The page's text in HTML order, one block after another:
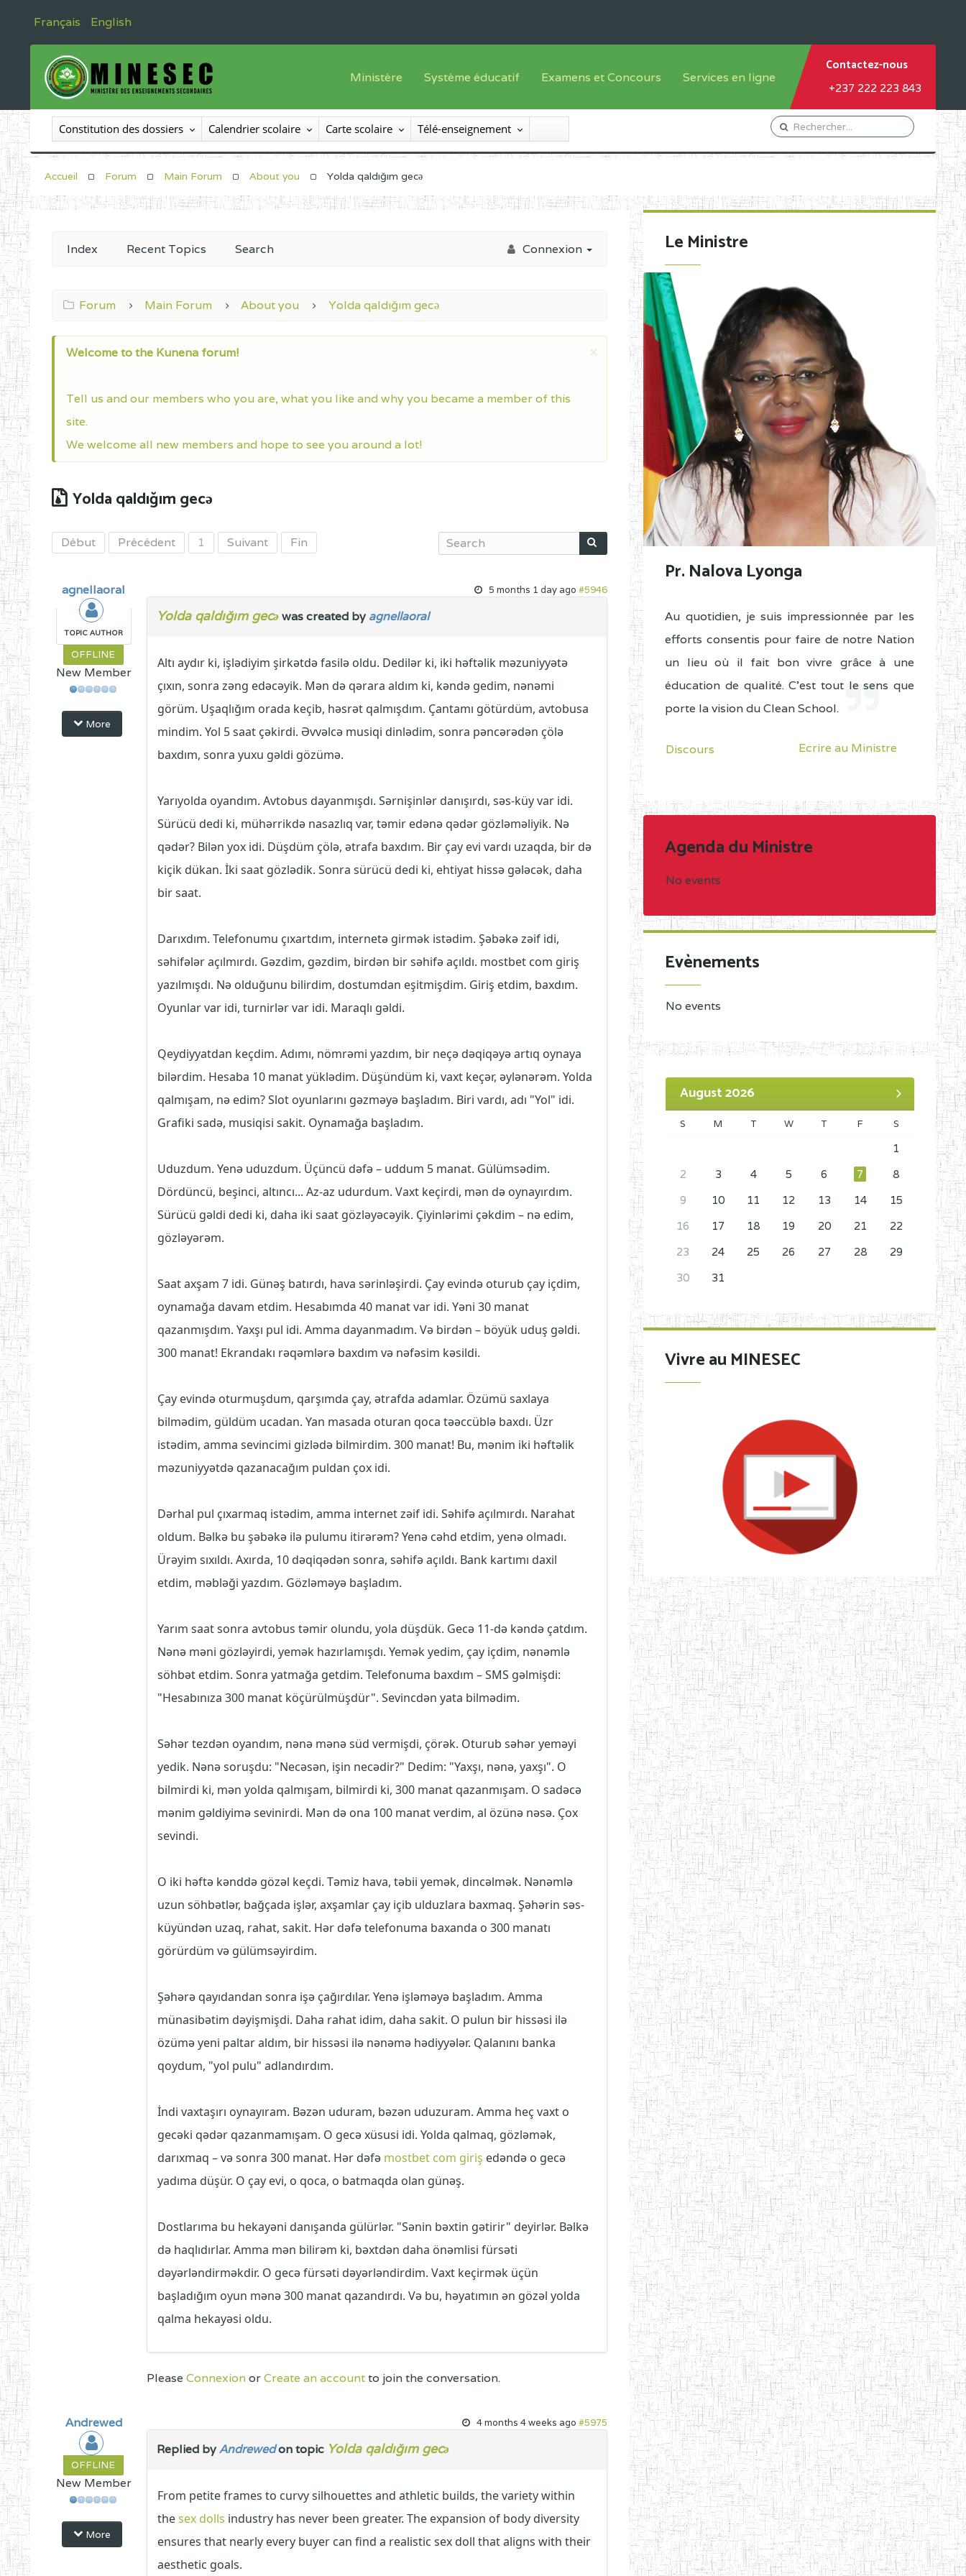
Français English
Ministère
Le Ministre
Le SEESEN
Inspection Générale des Enseignements
Système éducatif
Offre de formation
Sous système francophone
Progammes d'études
Examens et Concours
Inscriptions
Liste des candidats
Diplômes disponibles
Services en ligne
Orientation Conseil
Gestion du Personnel
Demande de subvention
Contactez-nous
+237 222 223 843
Constitution des dossiers Calendrier scolaire Carte scolaire Télé-enseignement
Accueil Forum Main Forum About you Yolda qaldığım gecə
Index Recent Topics Search Connexion
Forum Main Forum About you Yolda qaldığım gecə
×
Welcome to the Kunena forum!
Tell us and our members who you are, what you like and why you became a member of this
site.
We welcome all new members and hope to see you around a lot!
Yolda qaldığım gecə
Début Précédent 1 Suivant Fin
agnellaoral
TOPIC AUTHOR
OFFLINE
New Member
More
5 months 1 day ago #5946
Yolda qaldığım gecəwas created by agnellaoral
Altı aydır ki, işlədiyim şirkətdə fasilə oldu. Dedilər ki, iki həftəlik məzuniyyətə
çıxın, sonra zəng edəcəyik. Mən də qərara aldım ki, kəndə gedim, nənəmi
görüm. Uşaqlığım orada keçib, həsrət qalmışdım. Çantamı götürdüm, avtobusa
mindim. Yol 5 saat çəkirdi. Əvvəlcə musiqi dinlədim, sonra pəncərədən çölə
baxdım, sonra yuxu gəldi gözümə.
Yarıyolda oyandım. Avtobus dayanmışdı. Sərnişinlər danışırdı, səs-küy var idi.
Sürücü dedi ki, mühərrikdə nasazlıq var, təmir edənə qədər gözləməliyik. Nə
qədər? Bilən yox idi. Düşdüm çölə, ətrafa baxdım. Bir çay evi vardı uzaqda, bir də
kiçik dükan. İki saat gözlədik. Sonra sürücü dedi ki, ehtiyat hissə gələcək, daha
bir saat.
Darıxdım. Telefonumu çıxartdım, internetə girmək istədim. Şəbəkə zəif idi,
səhifələr açılmırdı. Gəzdim, gəzdim, birdən bir səhifə açıldı. mostbet com giriş
yazılmışdı. Nə olduğunu bilirdim, dostumdan eşitmişdim. Giriş etdim, baxdım.
Oyunlar var idi, turnirlər var idi. Maraqlı gəldi.
Qeydiyyatdan keçdim. Adımı, nömrəmi yazdım, bir neçə dəqiqəyə artıq oynaya
bilərdim. Hesaba 10 manat yüklədim. Düşündüm ki, vaxt keçər, əylənərəm. Yolda
qalmışam, nə edim? Slot oyunlarını gəzməyə başladım. Biri vardı, adı "Yol" idi.
Grafiki sadə, musiqisi sakit. Oynamağa başladım.
Uduzdum. Yenə uduzdum. Üçüncü dəfə – uddum 5 manat. Gülümsədim.
Dördüncü, beşinci, altıncı... Az-az udurdum. Vaxt keçirdi, mən də oynayırdım.
Sürücü gəldi dedi ki, daha iki saat gözləyəcəyik. Çiyinlərimi çəkdim – nə edim,
gözləyərəm.
Saat axşam 7 idi. Günəş batırdı, hava sərinləşirdi. Çay evində oturub çay içdim,
oynamağa davam etdim. Hesabımda 40 manat var idi. Yəni 30 manat
qazanmışdım. Yaxşı pul idi. Amma dayanmadım. Və birdən – böyük uduş gəldi.
300 manat! Ekrandakı rəqəmlərə baxdım və nəfəsim kəsildi.
Çay evində oturmuşdum, qarşımda çay, ətrafda adamlar. Özümü saxlaya
bilmədim, güldüm ucadan. Yan masada oturan qoca təəccüblə baxdı. Üzr
istədim, amma sevincimi gizlədə bilmirdim. 300 manat! Bu, mənim iki həftəlik
məzuniyyətdə qazanacağım puldan çox idi.
Dərhal pul çıxarmaq istədim, amma internet zəif idi. Səhifə açılmırdı. Narahat
oldum. Bəlkə bu şəbəkə ilə pulumu itirərəm? Yenə cəhd etdim, yenə olmadı.
Ürəyim sıxıldı. Axırda, 10 dəqiqədən sonra, səhifə açıldı. Bank kartımı daxil
etdim, məbləği yazdım. Gözləməyə başladım.
Yarım saat sonra avtobus təmir olundu, yola düşdük. Gecə 11-də kəndə çatdım.
Nənə məni gözləyirdi, yemək hazırlamışdı. Yemək yedim, çay içdim, nənəmlə
söhbət etdim. Sonra yatmağa getdim. Telefonuma baxdım – SMS gəlmişdi:
"Hesabınıza 300 manat köçürülmüşdür". Sevincdən yata bilmədim.
Səhər tezdən oyandım, nənə mənə süd vermişdi, çörək. Oturub səhər yeməyi
yedik. Nənə soruşdu: "Necəsən, işin necədir?" Dedim: "Yaxşı, nənə, yaxşı". O
bilmirdi ki, mən yolda qalmışam, bilmirdi ki, 300 manat qazanmışam. O sadəcə
mənim gəldiyimə sevinirdi. Mən də ona 100 manat verdim, al özünə nəsə. Çox
sevindi.
O iki həftə kənddə gözəl keçdi. Təmiz hava, təbii yemək, dincəlmək. Nənəmlə
uzun söhbətlər, bağçada işlər, axşamlar çay içib ulduzlara baxmaq. Şəhərin səs-
küyündən uzaq, rahat, sakit. Hər dəfə telefonuma baxanda o 300 manatı
görürdüm və gülümsəyirdim.
Şəhərə qayıdandan sonra işə çağırdılar. Yenə işləməyə başladım. Amma
münasibətim dəyişmişdi. Daha rahat idim, daha sakit. O pulun bir hissəsi ilə
özümə yeni paltar aldım, bir hissəsi ilə nənəmə hədiyyələr. Qalanını banka
qoydum, "yol pulu" adlandırdım.
İndi vaxtaşırı oynayıram. Bəzən uduram, bəzən uduzuram. Amma heç vaxt o
gecəki qədər qazanmamışam. O gecə xüsusi idi. Yolda qalmaq, gözləmək,
darıxmaq – və sonra 300 manat. Hər dəfə mostbet com giriş edəndə o gecə
yadıma düşür. O çay evi, o qoca, o batmaqda olan günəş.
Dostlarıma bu hekayəni danışanda gülürlər. "Sənin bəxtin gətirir" deyirlər. Bəlkə
də haqlıdırlar. Amma mən bilirəm ki, bəxtdən daha önəmlisi fürsəti
dəyərləndirməkdir. O gecə fürsəti dəyərləndirdim. Vaxt keçirmək üçün
başladığım oyun mənə 300 manat qazandırdı. Və bu, həyatımın ən gözəl yolda
qalma hekayəsi oldu.
PleaseConnexionorCreate an accountto join the conversation.
Andrewed
OFFLINE
New Member
More
4 months 4 weeks ago #5975
Replied byAndrewedon topic Yolda qaldığım gecə
From petite frames to curvy silhouettes and athletic builds, the variety within
thesex dolls industry has never been greater. The expansion of body diversity
ensures that nearly every buyer can find a realistic sex doll that aligns with their
aesthetic goals.
Le Ministre
Pr. Nalova Lyonga
Au quotidien, je suis impressionnée par les
efforts consentis pour faire de notre Nation
un lieu où il fait bon vivre grâce à une
éducation de qualité. C'est tout le sens que
porte la vision du Clean School.
Discours Ecrire au Ministre
Agenda du Ministre
No events
Evènements
No events
August 2026
S M T W T F S
1
2
3 4 5 6 7
8
9
10 11 12 13 14
15
16
17 18 19 20 21
22
23
24 25 26 27 28
29
30
31
Vivre au MINESEC